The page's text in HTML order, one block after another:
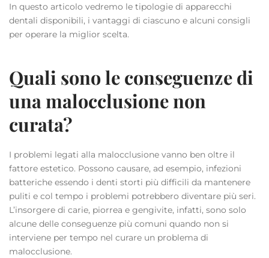
In questo articolo vedremo le tipologie di apparecchi
dentali disponibili, i vantaggi di ciascuno e alcuni consigli
per operare la miglior scelta.
Quali sonole conseguenze di
una malocclusione non
curata?
I problemi legati alla malocclusione vanno ben oltre il
fattore estetico. Possono causare, ad esempio, infezioni
batteriche essendo i denti storti più difficili da mantenere
puliti e col tempo i problemi potrebbero diventare più seri.
L’insorgere di carie, piorrea e gengivite, infatti, sono solo
alcune delle conseguenze più comuni quando non si
interviene per tempo nel curare un problema di
malocclusione.